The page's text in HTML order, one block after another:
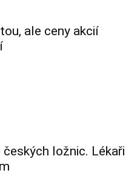
ale ceny akcií
ložnic. Lékaři